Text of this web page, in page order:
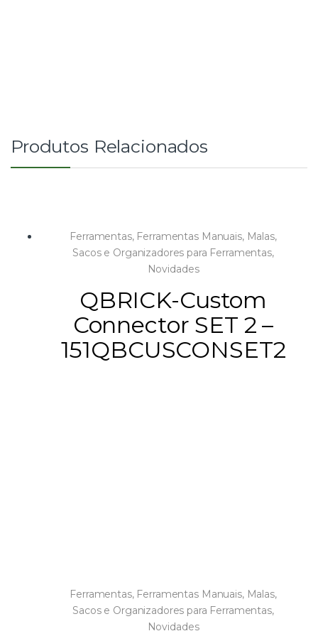
Produtos Relacionados
Ferramentas, Ferramentas Manuais, Malas,
Sacos e Organizadores para Ferramentas,
Novidades
QBRICK-Custom
Connector SET 2 –
151QBCUSCONSET2
Ferramentas, Ferramentas Manuais, Malas,
Sacos e Organizadores para Ferramentas,
Novidades